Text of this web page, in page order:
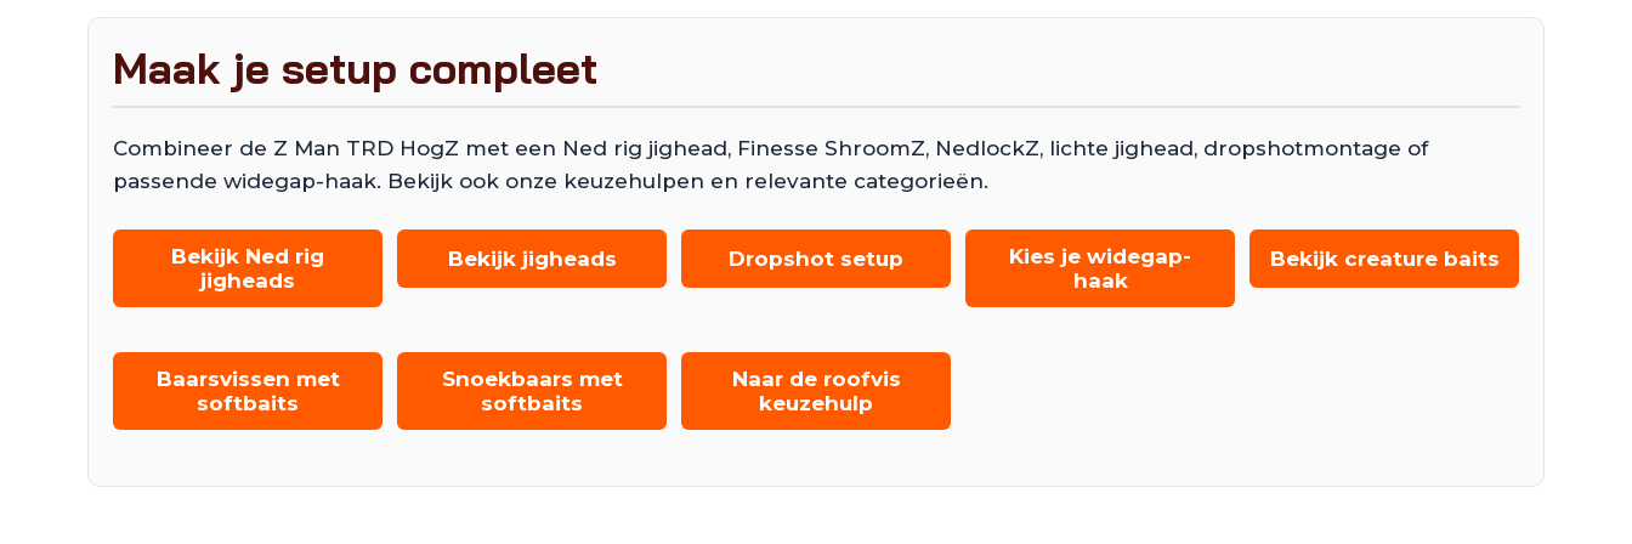
Maak je setup compleet
Combineer de Z Man TRD HogZ met een Ned rig jighead, Finesse ShroomZ, NedlockZ, lichte jighead, dropshotmontage of
passende widegap-haak. Bekijk ook onze keuzehulpen en relevante categorieën.
Bekijk Ned rig
jigheads
Bekijk jigheads Dropshot setup
Kies je widegap-
haak
Bekijk creature baits
Baarsvissen met
softbaits
Snoekbaars met
softbaits
Naar de roofvis
keuzehulp